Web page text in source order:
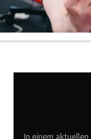
In einem aktuellen